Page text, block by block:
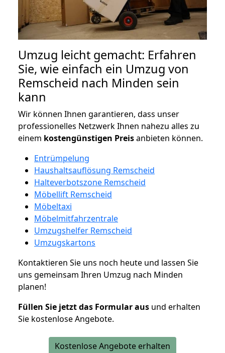
Umzug leicht gemacht: Erfahren
Sie, wie einfach ein Umzug von
Remscheid nach Minden sein
kann
Wir können Ihnen garantieren, dass unser
professionelles Netzwerk Ihnen nahezu alles zu
einem kostengünstigen Preisanbieten können.
Entrümpelung
Haushaltsauflösung Remscheid
Halteverbotszone Remscheid
Möbellift Remscheid
Möbeltaxi
Möbelmitfahrzentrale
Umzugshelfer Remscheid
Umzugskartons
Kontaktieren Sie uns noch heute und lassen Sie
uns gemeinsam Ihren Umzug nach Minden
planen!
Füllen Sie jetzt das Formular aus und erhalten
Sie kostenlose Angebote.
Kostenlose Angebote erhalten